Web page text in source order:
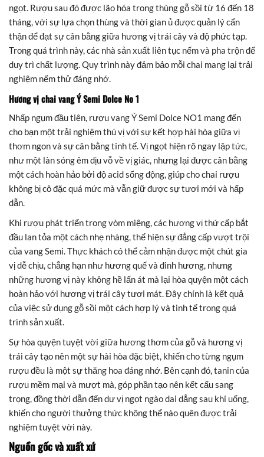
ngọt. Rượu sau đó được lão hóa trong thùng gỗ sồi từ 16 đến 18
tháng, với sự lựa chọn thùng và thời gian ủ được quản lý cẩn
thận để đạt sự cân bằng giữa hương vị trái cây và độ phức tạp.
Trong quá trình này, các nhà sản xuất liên tục nếm và pha trộn để
duy trì chất lượng. Quy trình này đảm bảo mỗi chai mang lại trải
nghiệm nếm thử đáng nhớ.
Hương vị chai vang Ý Semi Dolce No 1
Nhấp ngụm đầu tiên, rượu vang Ý Semi Dolce NO1 mang đến
cho bạn một trải nghiệm thú vị với sự kết hợp hài hòa giữa vị
thơm ngon và sự cân bằng tinh tế. Vị ngọt hiện rõ ngay lập tức,
như một làn sóng êm dịu vỗ về vị giác, nhưng lại được cân bằng
một cách hoàn hảo bởi độ acid sống động, giúp cho chai rượu
không bị cô đặc quá mức mà vẫn giữ được sự tươi mới và hấp
dẫn.
Khi rượu phát triển trong vòm miệng, các hương vị thứ cấp bắt
đầu lan tỏa một cách nhẹ nhàng, thể hiện sự đẳng cấp vượt trội
của vang Semi. Thực khách có thể cảm nhận được một chút gia
vị dễ chịu, chẳng hạn như hương quế và đinh hương, nhưng
những hương vị này không hề lấn át mà lại hòa quyện một cách
hoàn hảo với hương vị trái cây tươi mát. Đây chính là kết quả
của việc sử dụng gỗ sồi một cách hợp lý và tinh tế trong quá
trình sản xuất.
Sự hòa quyện tuyệt vời giữa hương thơm của gỗ và hương vị
trái cây tạo nên một sự hài hòa đặc biệt, khiến cho từng ngụm
rượu đều là một sự thăng hoa đáng nhớ. Bên cạnh đó, tanin của
rượu mềm mại và mượt mà, góp phần tạo nên kết cấu sang
trọng, đồng thời dẫn đến dư vị ngọt ngào dai dẳng sau khi uống,
khiến cho người thưởng thức không thể nào quên được trải
nghiệm tuyệt vời này.
Nguồn gốc và xuất xứ